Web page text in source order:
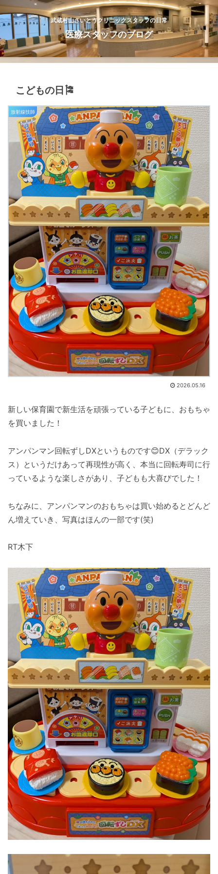
武蔵村山さいとうクリニックスタッフの日常
医療スタッフのブログ
こどもの日🎏
放射線技師
2026.05.16
新しい保育園で新生活を頑張っている子どもに、おもちゃ
を買いました！
アンパンマン回転ずしDXというものです😊DX（デラック
ス）というだけあって再現性が高く、本当に回転寿司に行
っているような楽しさがあり、子どもも大喜びでした！
ちなみに、アンパンマンのおもちゃは買い始めるとどんど
ん増えていき、写真はほんの一部です(笑)
RT木下